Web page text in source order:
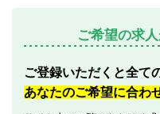
ご希望の求
ご登録いただくと全て
あなたのご希望に合わ